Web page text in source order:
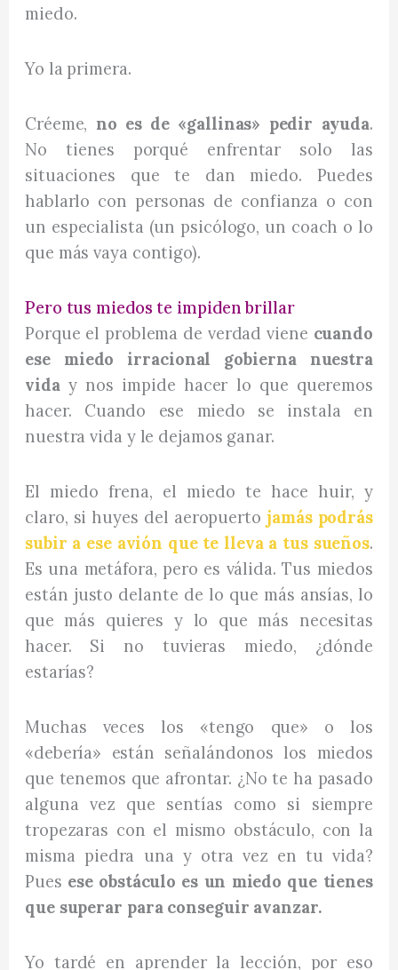
miedo.
Yo la primera.
Créeme, no es de «gallinas» pedir ayuda.
No tienes porqué enfrentar solo las
situaciones que te dan miedo. Puedes
hablarlo con personas de confianza o con
un especialista (un psicólogo, un coach o lo
que más vaya contigo).
Pero tus miedos te impiden brillar
Porque el problema de verdad viene cuando
ese miedo irracional gobierna nuestra
viday nos impide hacer lo que queremos
hacer. Cuando ese miedo se instala en
nuestra vida y le dejamos ganar.
El miedo frena, el miedo te hace huir, y
claro, si huyes del aeropuerto jamás podrás
subir a ese avión que te lleva a tus sueños.
Es una metáfora, pero es válida. Tus miedos
están justo delante de lo que más ansías, lo
que más quieres y lo que más necesitas
hacer. Si no tuvieras miedo, ¿dónde
estarías?
Muchas veces los «tengo que» o los
«debería» están señalándonos los miedos
que tenemos que afrontar. ¿No te ha pasado
alguna vez que sentías como si siempre
tropezaras con el mismo obstáculo, con la
misma piedra una y otra vez en tu vida?
Pues ese obstáculo es un miedo que tienes
que superar para conseguir avanzar.
Yo tardé en aprender la lección, por eso